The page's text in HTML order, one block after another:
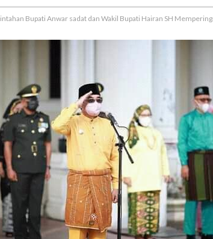
Bupati Anwar sadat dan Wakil Bupati Hairan SH